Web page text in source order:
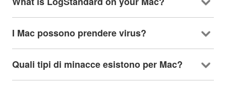
I Mac possono prendere virus?
Quali tipi di minacce esistono per Mac?